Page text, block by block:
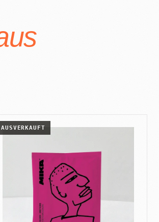
AUSVERKAUFT